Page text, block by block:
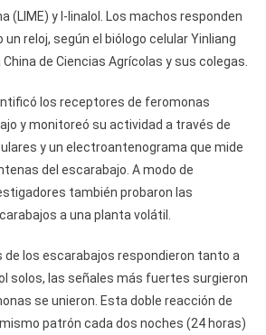
(LIME) y l-linalol. Los machos responden
reloj, según el biólogo celular Yinliang
de Ciencias Agrícolas y sus colegas.
los receptores de feromonas
y monitoreó su actividad a través de
y un electroantenograma que mide
del escarabajo. A modo de
también probaron las
a una planta volátil.
de los escarabajos respondieron tanto a
solos, las señales más fuertes surgieron
se unieron. Esta doble reacción de
patrón cada dos noches (24 horas)